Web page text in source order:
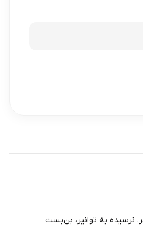
نرسیده به توانیر، بن‌بست